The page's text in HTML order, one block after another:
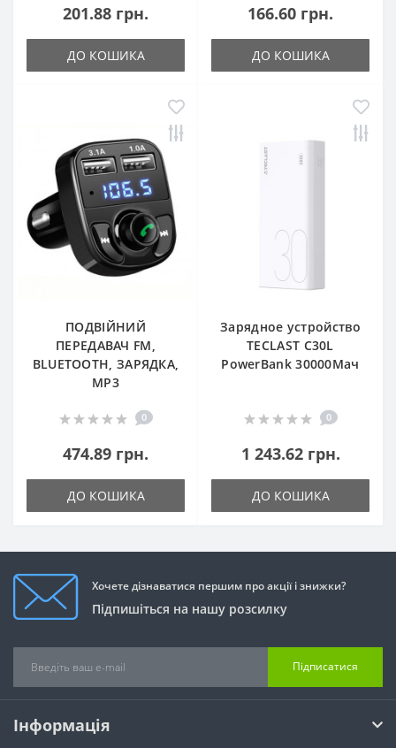
201.88 грн.
ДО КОШИКА
166.60 грн.
ДО КОШИКА
ПОДВІЙНИЙ
ПЕРЕДАВАЧ FM,
BLUETOOTH, ЗАРЯДКА,
MP3
0
474.89 грн.
ДО КОШИКА
Зарядное устройство
TECLAST C30L
PowerBank 30000Мач
0
1 243.62 грн.
ДО КОШИКА
Хочете дізнаватися першим про акції і знижки?
Підпишіться на нашу розсилку
Підписатися
Інформація